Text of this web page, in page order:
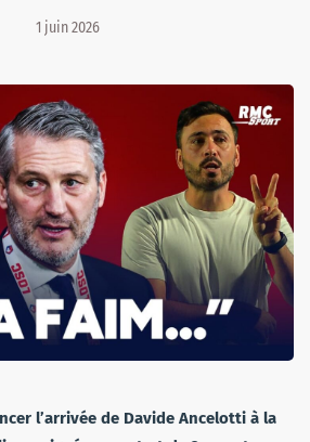
1 juin 2026
l’arrivée de Davide Ancelotti à la